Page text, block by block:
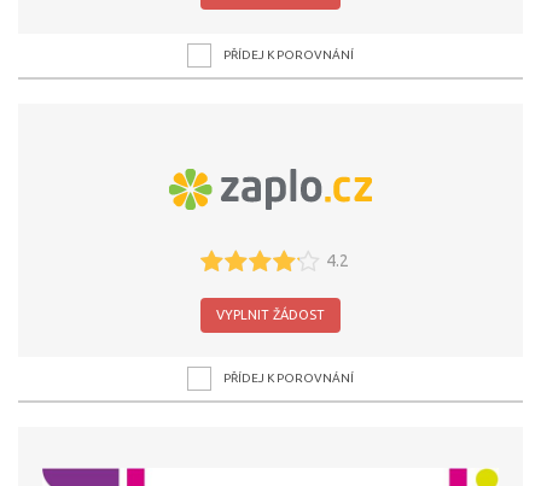
PŘÍDEJ K POROVNÁNÍ
4.2
VYPLNIT ŽÁDOST
PŘÍDEJ K POROVNÁNÍ